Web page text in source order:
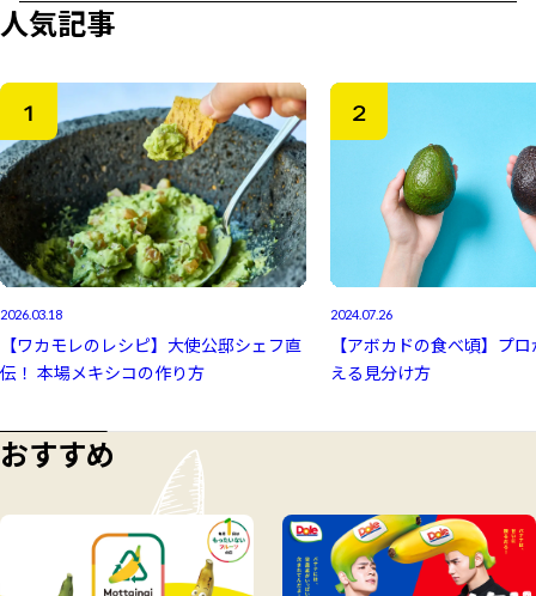
人気記事
2026.03.18
【ワカモレのレシピ】大使公邸シェフ直
伝！ 本場メキシコの作り方
2024.07.26
【アボカドの食べ頃】プ
える見分け方
おすすめ